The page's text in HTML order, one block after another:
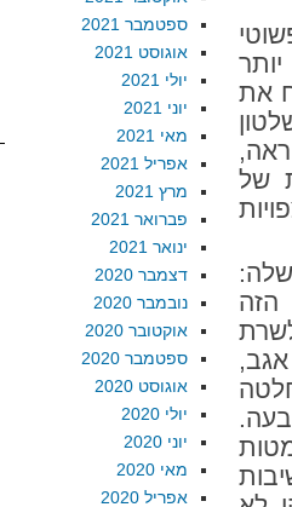
את
של
הזה
אגב,
ספטמבר 2021
אוגוסט 2021
יולי 2021
יוני 2021
מאי 2021
אפריל 2021
מרץ 2021
פברואר 2021
ינואר 2021
דצמבר 2020
נובמבר 2020
אוקטובר 2020
ספטמבר 2020
אוגוסט 2020
יולי 2020
יוני 2020
מאי 2020
אפריל 2020